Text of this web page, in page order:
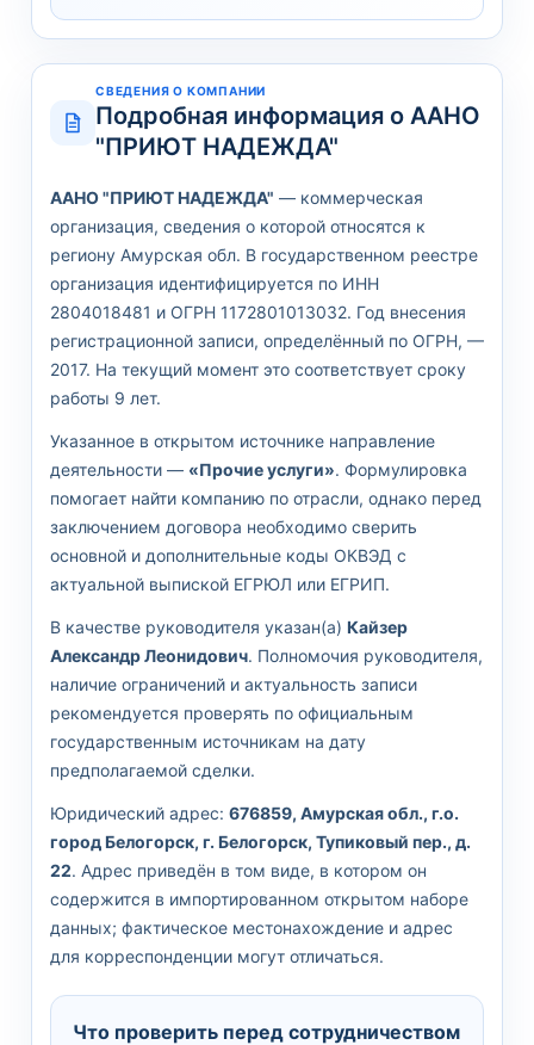
СВЕДЕНИЯ О КОМПАНИИ
Подробная информация о ААНО
"ПРИЮТ НАДЕЖДА"
ААНО "ПРИЮТ НАДЕЖДА" — коммерческая
организация, сведения о которой относятся к
региону Амурская обл. В государственном реестре
организация идентифицируется по ИНН
2804018481 и ОГРН 1172801013032. Год внесения
регистрационной записи, определённый по ОГРН, —
2017. На текущий момент это соответствует сроку
работы 9 лет.
Указанное в открытом источнике направление
деятельности — «Прочие услуги». Формулировка
помогает найти компанию по отрасли, однако перед
заключением договора необходимо сверить
основной и дополнительные коды ОКВЭД с
актуальной выпиской ЕГРЮЛ или ЕГРИП.
В качестве руководителя указан(а) Кайзер
Александр Леонидович. Полномочия руководителя,
наличие ограничений и актуальность записи
рекомендуется проверять по официальным
государственным источникам на дату
предполагаемой сделки.
Юридический адрес: 676859, Амурская обл., г.о.
город Белогорск, г. Белогорск, Тупиковый пер., д.
22. Адрес приведён в том виде, в котором он
содержится в импортированном открытом наборе
данных; фактическое местонахождение и адрес
для корреспонденции могут отличаться.
Что проверить перед сотрудничеством